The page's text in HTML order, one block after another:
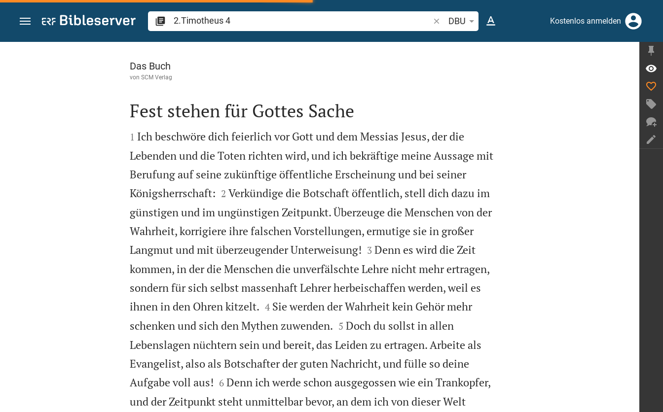
Zum Inhalt springen
Bibelstelle oder Begriff suchen
DBU Kostenlos anmelden
2.Timotheus 4
Das Buch
von SCM Verlag

Fest stehen für Gottes Sache

1 Ich beschwöre dich feierlich vor Gott und dem Messias Jesus, der die
Lebenden und die Toten richten wird, und ich bekräftige meine Aussage mit
Berufung auf seine zukünftige öffentliche Erscheinung und bei seiner
Königsherrschaft:
2 Verkündige die Botschaft öffentlich, stell dich dazu im
günstigen und im ungünstigen Zeitpunkt. Überzeuge die Menschen von der
Wahrheit, korrigiere ihre falschen Vorstellungen, ermutige sie in großer
Langmut und mit überzeugender Unterweisung!
3 Denn es wird die Zeit
kommen, in der die Menschen die unverfälschte Lehre nicht mehr ertragen,
sondern für sich selbst massenhaft Lehrer herbeischaffen werden, weil es
ihnen in den Ohren kitzelt.
4 Sie werden der Wahrheit kein Gehör mehr
schenken und sich den Mythen zuwenden.
5 Doch du sollst in allen
Lebenslagen nüchtern sein und bereit, das Leiden zu ertragen. Arbeite als
Evangelist, also als Botschafter der guten Nachricht, und fülle so deine
Aufgabe voll aus!
6 Denn ich werde schon ausgegossen wie ein Trankopfer,
und der Zeitpunkt steht unmittelbar bevor, an dem ich von dieser Welt